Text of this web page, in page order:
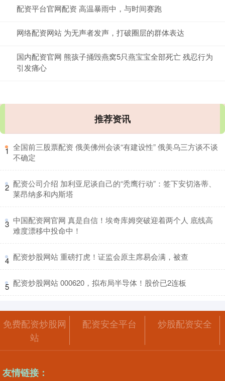
配资平台官网配资 高温暴雨中，与时间赛跑
网络配资网站 为无声者发声，打破圈层的群体表达
国内配资官网 熊孩子捅毁燕窝5只燕宝宝全部死亡 残忍行为
引发痛心
推荐资讯
1 ​全国前三股票配资 俄美佛州会谈“有建设性” 俄美乌三方谈不谈
不确定
2 ​配资公司介绍 加利亚尼谈自己的“秃鹰行动”：签下安切洛蒂、
莱昂纳多和内斯塔
3 ​中国配资网官网 真是自信！埃奇库姆突破迎着两个人 底线高
难度漂移中投命中！
4 ​配资炒股网站 重磅打虎！证监会原主席易会满，被查
5 ​配资炒股网站 000620，拟布局半导体！股价已2连板
免费配资炒股网
站
配资安全平台 炒股配资安全
友情链接：